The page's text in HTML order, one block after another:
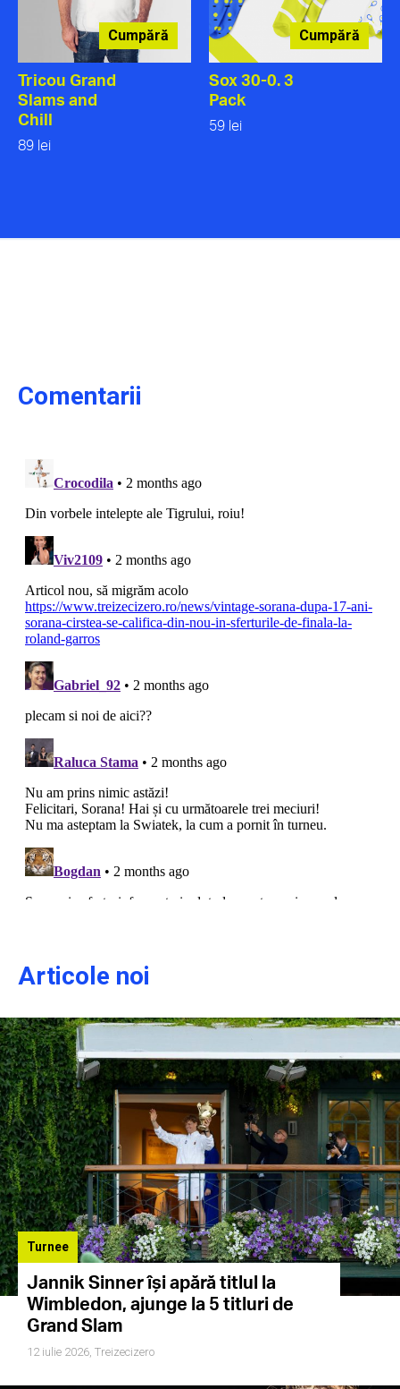
Cumpără
Tricou Grand
Slams and
Chill
89 lei
Cumpără
Sox 30-0. 3
Pack
59 lei
Comentarii
Articole noi
Turnee
Jannik Sinner își apără titlul la
Wimbledon, ajunge la 5 titluri de
Grand Slam
12 iulie 2026, Treizecizero